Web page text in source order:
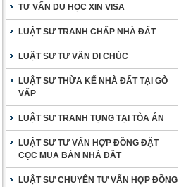
TƯ VẤN DU HỌC XIN VISA
LUẬT SƯ TRANH CHẤP NHÀ ĐẤT
LUẬT SƯ TƯ VẤN DI CHÚC
LUẬT SƯ THỪA KẾ NHÀ ĐẤT TẠI GÒ
VẤP
LUẬT SƯ TRANH TỤNG TẠI TÒA ÁN
LUẬT SƯ TƯ VẤN HỢP ĐỒNG ĐẶT
CỌC MUA BÁN NHÀ ĐẤT
LUẬT SƯ CHUYÊN TƯ VẤN HỢP ĐỒNG